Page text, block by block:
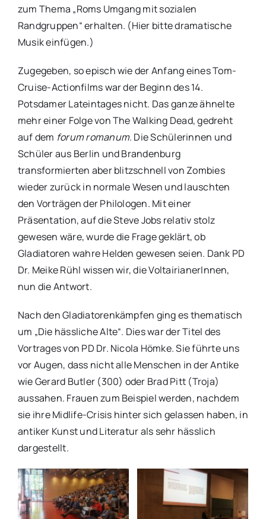
zum Thema „Roms Umgang mit sozialen
Randgruppen“ erhalten. (Hier bitte dramatische
Musik einfügen.)
Zugegeben, so episch wie der Anfang eines Tom-
Cruise-Actionfilms war der Beginn des 14.
Potsdamer Lateintages nicht. Das ganze ähnelte
mehr einer Folge von The Walking Dead, gedreht
auf dem forum romanum. Die Schülerinnen und
Schüler aus Berlin und Brandenburg
transformierten aber blitzschnell von Zombies
wieder zurück in normale Wesen und lauschten
den Vorträgen der Philologen. Mit einer
Präsentation, auf die Steve Jobs relativ stolz
gewesen wäre, wurde die Frage geklärt, ob
Gladiatoren wahre Helden gewesen seien. Dank PD
Dr. Meike Rühl wissen wir, die VoltairianerInnen,
nun die Antwort.
Nach den Gladiatorenkämpfen ging es thematisch
um „Die hässliche Alte“. Dies war der Titel des
Vortrages von PD Dr. Nicola Hömke. Sie führte uns
vor Augen, dass nicht alle Menschen in der Antike
wie Gerard Butler (300) oder Brad Pitt (Troja)
aussahen. Frauen zum Beispiel werden, nachdem
sie ihre Midlife-Crisis hinter sich gelassen haben, in
antiker Kunst und Literatur als sehr hässlich
dargestellt.